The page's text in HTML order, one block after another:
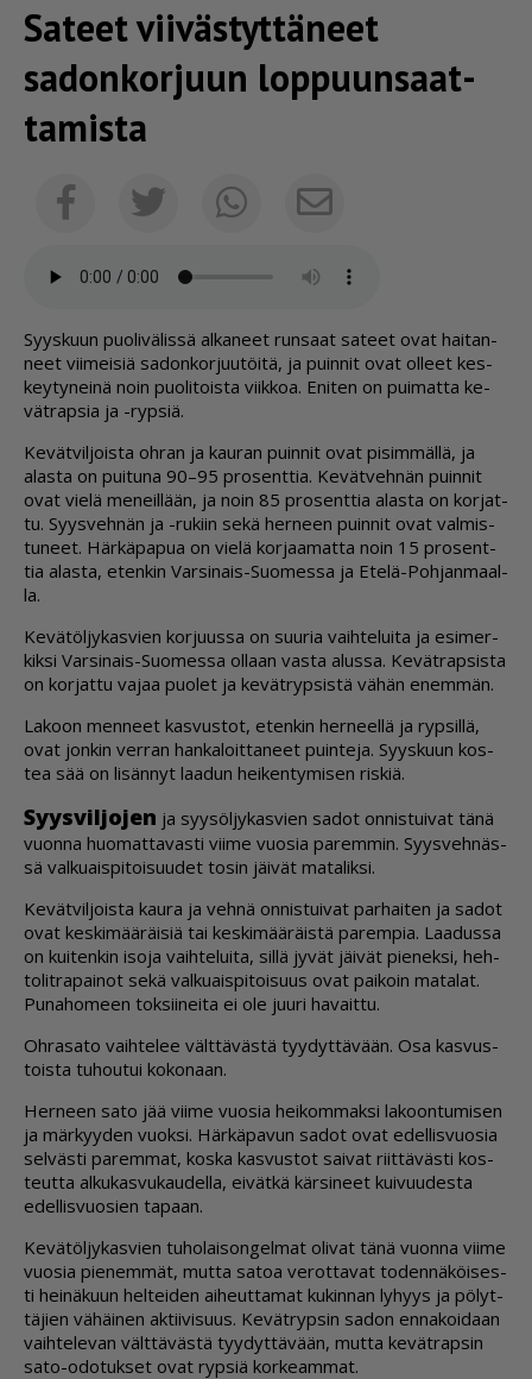
Sateet viiväs­tyt­täneet
sadonkorjuun loppuun­saat­
ta­mista
FacebookTwitterWhatsappSähköposti
Syys­kuun puo­li­vä­lis­sä al­ka­neet run­saat sa­teet ovat hai­tan­
neet vii­mei­siä sa­don­kor­juu­töi­tä, ja puin­nit ovat ol­leet kes­
key­ty­nei­nä noin puo­li­tois­ta viik­koa. Eni­ten on pui­mat­ta ke­
vät­rap­sia ja -ryp­siä.
Ke­vät­vil­jois­ta oh­ran ja kau­ran puin­nit ovat pi­sim­mäl­lä, ja
alas­ta on pui­tu­na 90–95 pro­sent­tia. Ke­vät­veh­nän puin­nit
ovat vie­lä me­neil­lään, ja noin 85 pro­sent­tia alas­ta on kor­jat­
tu. Syys­veh­nän ja -ru­kiin sekä her­neen puin­nit ovat val­mis­
tu­neet. Här­kä­pa­pua on vie­lä kor­jaa­mat­ta noin 15 pro­sent­
tia alas­ta, eten­kin Var­si­nais-Suo­mes­sa ja Ete­lä-Poh­jan­maal­
la.
Ke­vä­töl­jy­kas­vien kor­juus­sa on suu­ria vaih­te­lui­ta ja esi­mer­
kik­si Var­si­nais-Suo­mes­sa ol­laan vas­ta alus­sa. Ke­vät­rap­sis­ta
on kor­jat­tu va­jaa puo­let ja ke­vät­ryp­sis­tä vä­hän enem­män.
La­koon men­neet kas­vus­tot, eten­kin her­neel­lä ja ryp­sil­lä,
ovat jon­kin ver­ran han­ka­loit­ta­neet puin­te­ja. Syys­kuun kos­
tea sää on li­sän­nyt laa­dun hei­ken­ty­mi­sen ris­kiä.
Syys­vil­jo­jen ja syy­söl­jy­kas­vien sa­dot on­nis­tui­vat tänä
vuon­na huo­mat­ta­vas­ti vii­me vuo­sia pa­rem­min. Syys­veh­näs­
sä val­ku­ais­pi­toi­suu­det to­sin jäi­vät ma­ta­lik­si.
Ke­vät­vil­jois­ta kau­ra ja veh­nä on­nis­tui­vat par­hai­ten ja sa­dot
ovat kes­ki­mää­räi­siä tai kes­ki­mää­räis­tä pa­rem­pia. Laa­dus­sa
on kui­ten­kin iso­ja vaih­te­lui­ta, sil­lä jy­vät jäi­vät pie­nek­si, heh­
to­lit­ra­pai­not sekä val­ku­ais­pi­toi­suus ovat pai­koin ma­ta­lat.
Pu­na­ho­meen tok­sii­nei­ta ei ole juu­ri ha­vait­tu.
Oh­ra­sa­to vaih­te­lee vält­tä­väs­tä tyy­dyt­tä­vään. Osa kas­vus­
tois­ta tu­hou­tui ko­ko­naan.
Her­neen sato jää vii­me vuo­sia hei­kom­mak­si la­koon­tu­mi­sen
ja mär­kyy­den vuok­si. Här­kä­pa­vun sa­dot ovat edel­lis­vuo­sia
sel­väs­ti pa­rem­mat, kos­ka kas­vus­tot sai­vat riit­tä­väs­ti kos­
teut­ta al­ku­kas­vu­kau­del­la, ei­vät­kä kär­si­neet kui­vuu­des­ta
edel­lis­vuo­sien ta­paan.
Ke­vä­töl­jy­kas­vien tu­ho­lai­son­gel­mat oli­vat tänä vuon­na vii­me
vuo­sia pie­nem­mät, mut­ta sa­toa ve­rot­ta­vat to­den­nä­köi­ses­
ti hei­nä­kuun hel­tei­den ai­heut­ta­mat ku­kin­nan ly­hyys ja pö­lyt­
tä­jien vä­häi­nen ak­tii­vi­suus. Ke­vät­ryp­sin sa­don en­na­koi­daan
vaih­te­le­van vält­tä­väs­tä tyy­dyt­tä­vään, mut­ta ke­vät­rap­sin
sato-odo­tuk­set ovat ryp­siä kor­ke­am­mat.